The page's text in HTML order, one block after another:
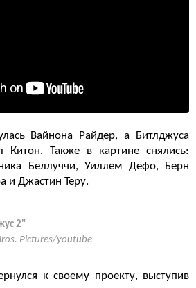
Вайнона Райдер, а Битлджуса
Китон. Также в картине снялись:
Беллуччи, Уиллем Дефо, Берн
и Джастин Теру.
2"
Pictures/youtube
к своему проекту, выступив